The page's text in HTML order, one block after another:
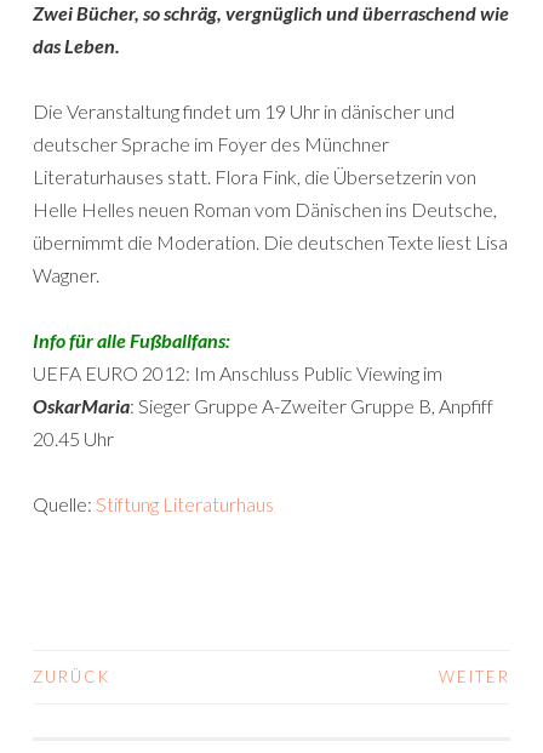
Zwei Bücher, so schräg, vergnüglich und überraschend wie
das Leben.
Die Veranstaltung findet um 19 Uhr in dänischer und
deutscher Sprache im Foyer des Münchner
Literaturhauses statt. Flora Fink, die Übersetzerin von
Helle Helles neuen Roman vom Dänischen ins Deutsche,
übernimmt die Moderation. Die deutschen Texte liest Lisa
Wagner.
Info für alle Fußballfans:
UEFA EURO 2012: Im Anschluss Public Viewing im
OskarMaria: Sieger Gruppe A-Zweiter Gruppe B, Anpfiff
20.45 Uhr
Quelle: Stiftung Literaturhaus
BEITRAGS-
ZURÜCK WEITER